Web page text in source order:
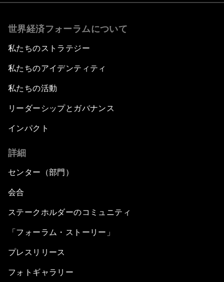
世界経済フォーラムについて
私たちのストラテジー
私たちのアイデンティティ
私たちの活動
リーダーシップとガバナンス
インパクト
詳細
センター（部門）
会合
ステークホルダーのコミュニティ
「フォーラム・ストーリー」
プレスリリース
フォトギャラリー